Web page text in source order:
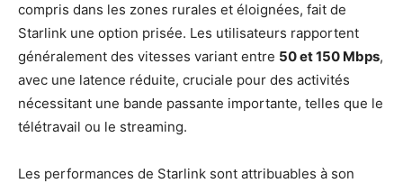
compris dans les zones rurales et éloignées, fait de
Starlink une option prisée. Les utilisateurs rapportent
généralement des vitesses variant entre 50 et 150 Mbps,
avec une latence réduite, cruciale pour des activités
nécessitant une bande passante importante, telles que le
télétravail ou le streaming.
Les performances de Starlink sont attribuables à son